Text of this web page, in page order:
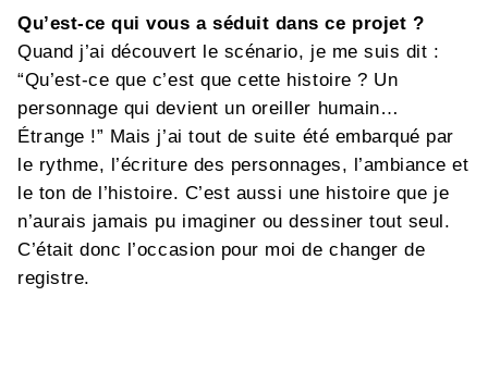
Qu’est-ce qui vous a séduit dans ce projet ?
Quand j’ai découvert le scénario, je me suis dit :
“Qu’est-ce que c’est que cette histoire ? Un
personnage qui devient un oreiller humain…
Étrange !” Mais j’ai tout de suite été embarqué par
le rythme, l’écriture des personnages, l’ambiance et
le ton de l’histoire. C’est aussi une histoire que je
n’aurais jamais pu imaginer ou dessiner tout seul.
C’était donc l’occasion pour moi de changer de
registre.